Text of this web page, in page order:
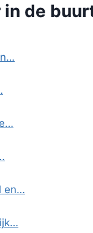
in de
en…